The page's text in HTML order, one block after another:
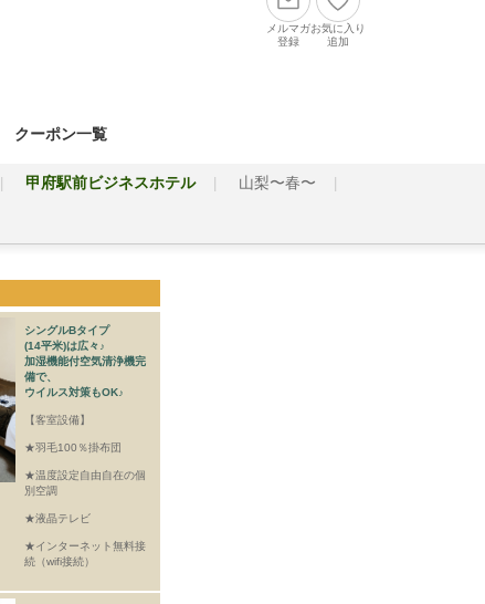
メルマガ
登録
お気に入り
追加
クーポン一覧
甲府駅前ビジネスホテル 山梨〜春〜
シングルBタイプ
(14平米)は広々♪
加湿機能付空気清浄機完
備で、
ウイルス対策もOK♪
【客室設備】
★羽毛100％掛布団
★温度設定自由自在の個
別空調
★液晶テレビ
★インターネット無料接
続（wifi接続）